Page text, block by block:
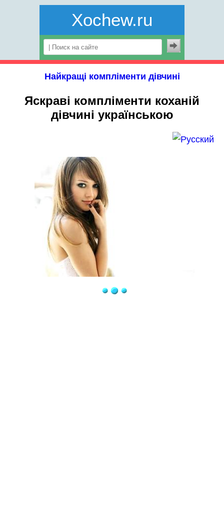
Xochew.ru
Найкращі компліменти дівчині
Яскраві компліменти коханій
дівчині українською